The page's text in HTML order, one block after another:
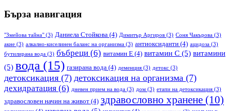
Бърза навигация
"Змейова тайна" (3) Даниела Стойкова (4) Димитър Аргиров (3) Соня Чакърова (3)
акне (3) алкално-киселинен баланс на организма (3) антиоксиданти (4) ацидоза (3)
бутилирана вода (3) бъбреци (6) витамин Е (4) витамин С (5) витамини
(5) вода (15) газирана вода (4) деменция (3) детокс (3)
детоксикация (7) детоксикация на организма (7)
дехидратация (6) дневен прием на вода (3) дом (3) етапи на детоксикация (3)
здравословен начин на живот (4) здравословно хранене (10)